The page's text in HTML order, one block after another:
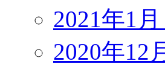
2021年1
2020年12